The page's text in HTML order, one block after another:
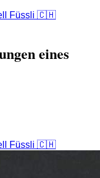
Füssli 🇨🇭
eines
Füssli 🇨🇭